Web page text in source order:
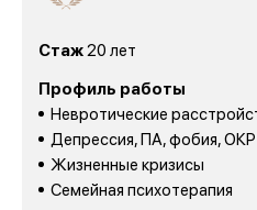
Стаж20 лет
Профиль работы
Невротические
Депрессия, ПА, фобия, ОКР
Жизненные кризисы
Семейная психотерапия